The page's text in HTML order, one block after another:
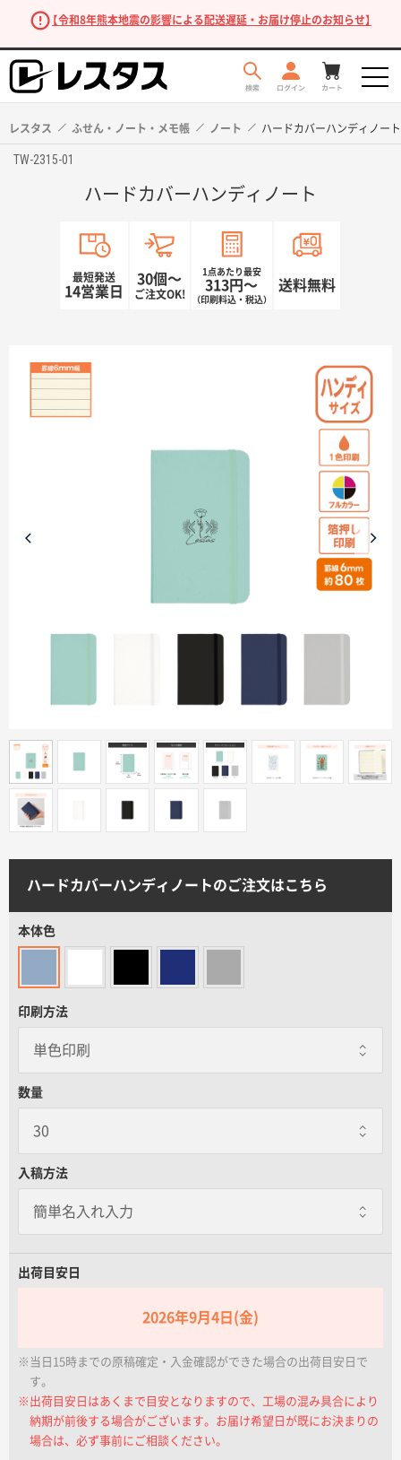
【令和8年熊本地震の影響による配送遅延・お届け停止のお知らせ】
イベントから探す
印刷色から探す
サイトメニュー
ご注文の流れ
お見積書の作成方法
データ入稿ガイド
再注文について
よくあるご質問
名入れグループサイト
レスタス ふせん・ノート・メモ帳 ノート ハードカバーハンディノート
TW-2315-01
ハードカバーハンディノート
最短発送
14営業日
30個〜
ご注文OK!
1点あたり最安
313円〜
（印刷料込・税込）
送料無料
ハードカバーハンディノートのご注文はこちら
本体色
印刷方法
数量
入稿方法
出荷目安日
2026年9月4日(金)
※当日15時までの原稿確定・入金確認ができた場合の出荷目安日で
す。
※出荷目安日はあくまで目安となりますので、工場の混み具合により
納期が前後する場合がございます。お届け希望日が既にお決まりの
場合は、必ず事前にご相談ください。